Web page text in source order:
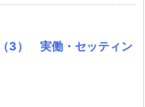
3） 実働・セッティン